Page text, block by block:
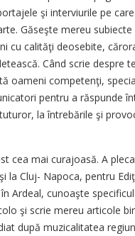
şi interviurile pe
Găseşte mereu
cu calităţi deosebite,
Când scrie despre
oameni competenţi,
pentru a răspunde
la întrebările şi
cea mai curajoasă. A
la Cluj- Napoca, pentru
Ardeal, cunoaşte
şi scrie mereu articole
după muzicalitatea